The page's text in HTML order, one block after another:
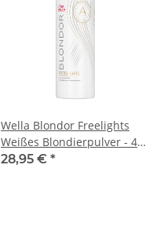
Wella Blondor Freelights
Weißes Blondierpulver - 400
g
28,95 € *